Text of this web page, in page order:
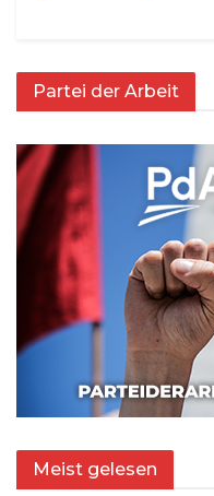
Partei der Arbeit
Meist gelesen